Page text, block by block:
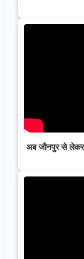
अब जौनपुर से लेकर